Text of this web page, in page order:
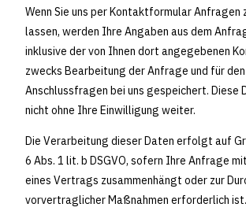
Wenn Sie uns per Kontaktformular Anfragen
lassen, werden Ihre Angaben aus dem
inklusive der von Ihnen dort angegebenen
zwecks Bearbeitung der Anfrage und für den
Anschlussfragen bei uns gespeichert. Diese
nicht ohne Ihre Einwilligung weiter.
Die Verarbeitung dieser Daten erfolgt auf
6 Abs. 1 lit. b DSGVO, sofern Ihre Anfrage
eines Vertrags zusammenhängt oder zur
vorvertraglicher Maßnahmen erforderlich